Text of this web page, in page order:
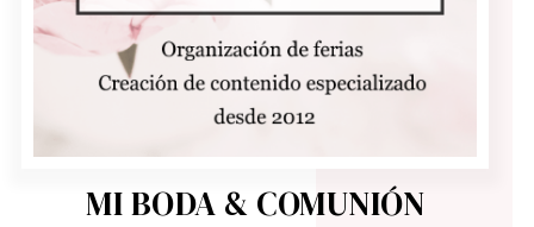
MI BODA & COMUNIÓN